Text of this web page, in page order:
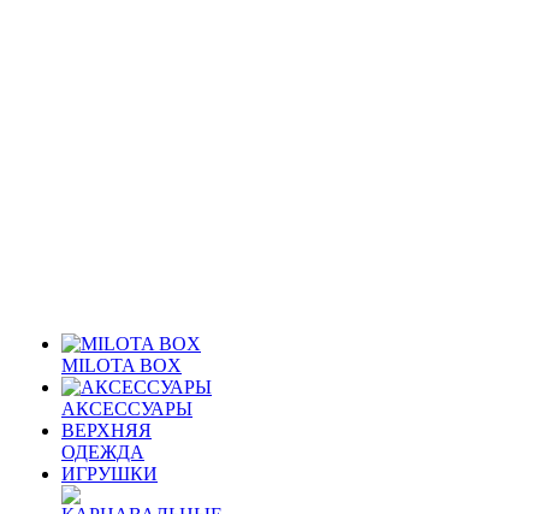
MILOTA BOX
АКСЕССУАРЫ
ВЕРХНЯЯ
ОДЕЖДА
ИГРУШКИ